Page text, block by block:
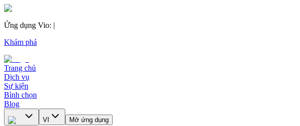
Ứng dụng Vio: |
Khám phá
Trang chủ
Dịch vụ
Sự kiện
Bình chọn
Blog
VI Mở ứng dụng